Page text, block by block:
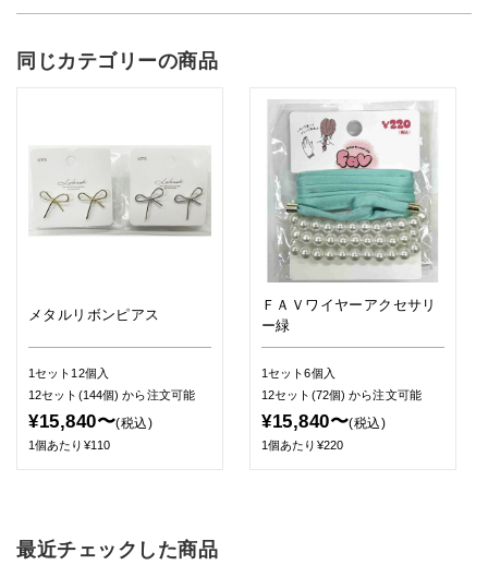
同じカテゴリーの商品
メタルリボンピアス
1セット12個入
12セット(144個)から注文可能
¥15,840〜(税込)
1個あたり¥110
ＦＡＶワイヤーアクセサリ
ー緑
1セット6個入
12セット(72個)から注文可能
¥15,840〜(税込)
1個あたり¥220
最近チェックした商品